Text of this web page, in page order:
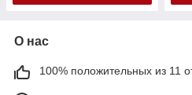
О нас
100% положительных из 11